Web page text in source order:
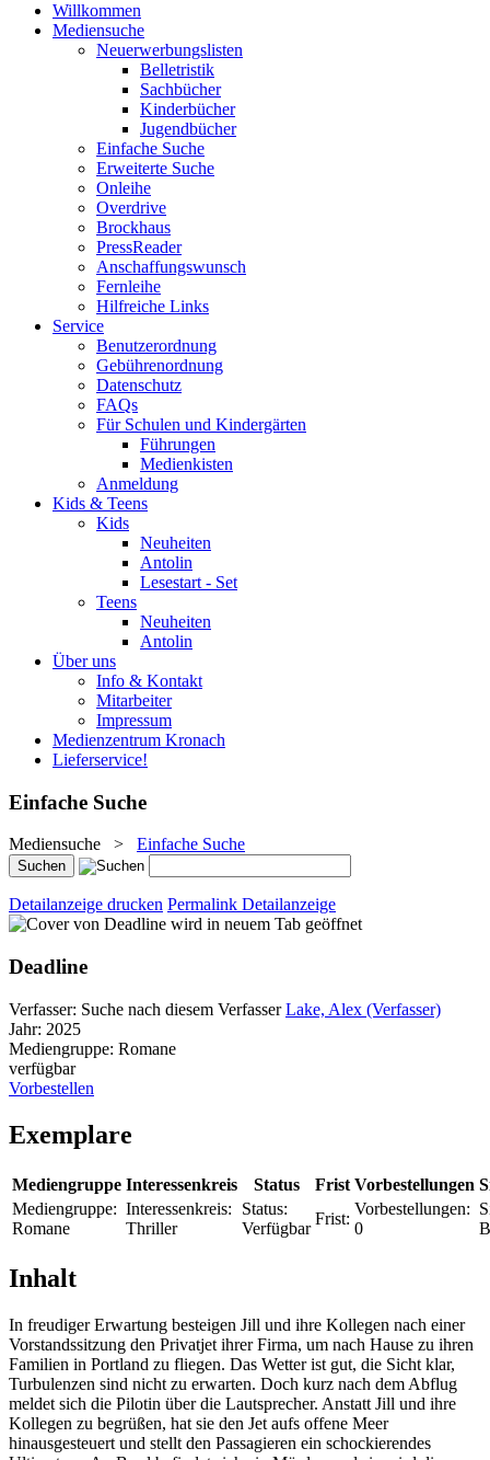
Willkommen
Mediensuche
Neuerwerbungslisten
Belletristik
Sachbücher
Kinderbücher
Jugendbücher
Einfache Suche
Erweiterte Suche
Onleihe
Overdrive
Brockhaus
PressReader
Anschaffungswunsch
Fernleihe
Hilfreiche Links
Service
Benutzerordnung
Gebührenordnung
Datenschutz
FAQs
Für Schulen und Kindergärten
Führungen
Medienkisten
Anmeldung
Kids & Teens
Kids
Neuheiten
Antolin
Lesestart - Set
Teens
Neuheiten
Antolin
Über uns
Info & Kontakt
Mitarbeiter
Impressum
Medienzentrum Kronach
Lieferservice!
Einfache Suche
Mediensuche > Einfache Suche
Detailanzeige drucken Permalink Detailanzeige
wird in neuem Tab geöffnet
Deadline
Verfasser: Suche nach diesem Verfasser Lake, Alex (Verfasser)
Jahr: 2025
Mediengruppe: Romane
verfügbar
Vorbestellen
Exemplare
Mediengruppe Interessenkreis Status Frist Vorbestellungen
Mediengruppe:
Romane
Interessenkreis:
Thriller
Status:
Verfügbar
Frist:
Vorbestellungen:
0
Inhalt
In freudiger Erwartung besteigen Jill und ihre Kollegen nach einer
Vorstandssitzung den Privatjet ihrer Firma, um nach Hause zu ihren
Familien in Portland zu fliegen. Das Wetter ist gut, die Sicht klar,
Turbulenzen sind nicht zu erwarten. Doch kurz nach dem Abflug
meldet sich die Pilotin über die Lautsprecher. Anstatt Jill und ihre
Kollegen zu begrüßen, hat sie den Jet aufs offene Meer
hinausgesteuert und stellt den Passagieren ein schockierendes